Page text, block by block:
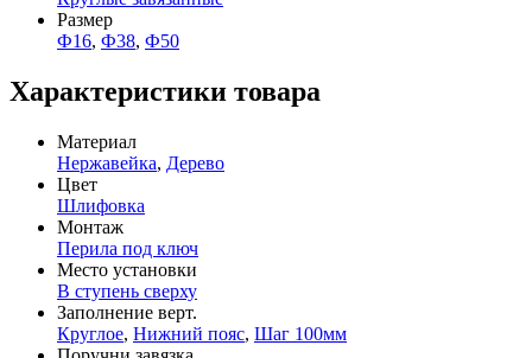
Размер
Ф16, Ф38, Ф50
Характеристики товара
Материал
Нержавейка, Дерево
Цвет
Шлифовка
Монтаж
Перила под ключ
Место установки
В ступень сверху
Заполнение верт.
Круглое, Нижний пояс, Шаг 100мм